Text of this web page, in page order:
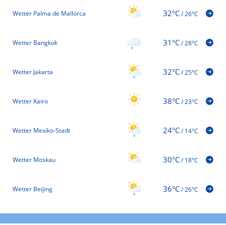
Wetter Palma de Mallorca 32°C/26°C
Wetter Bangkok 31°C/28°C
Wetter Jakarta 32°C/25°C
Wetter Kairo 38°C/23°C
Wetter Mexiko-Stadt 24°C/14°C
Wetter Moskau 30°C/18°C
Wetter Beijing 36°C/26°C